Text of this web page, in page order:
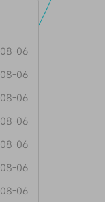
08-06
08-06
08-06
08-06
08-06
08-06
08-06